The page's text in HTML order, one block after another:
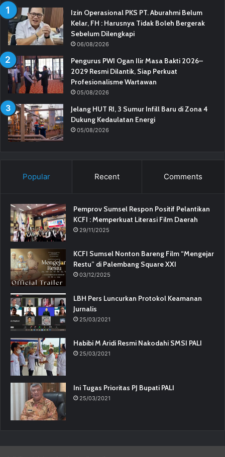
Izin Operasional PKS PT. Aburahmi Belum
Kelar, FH : Harusnya Tidak Boleh Bergerak
Sebelum Dilengkapi
06/08/2026
Pengurus PWI Ogan Ilir Masa Bakti 2026–
2029 Resmi Dilantik, Siap Perkuat
Profesionalisme Wartawan
05/08/2026
Jelang HUT RI, 3 Sumur Infill Baru di Zona 4
Dukung Kedaulatan Energi
05/08/2026
Popular Recent Comments
Pemprov Sumsel Respon Positif Pelantikan
KCFI : Memperkuat Literasi Film Daerah
29/11/2025
KCFI Sumsel Nonton Bareng Film “Mengejar
Restu” di Palembang Square XXI
03/12/2025
LBH Pers Luncurkan Protokol Keamanan
Jurnalis
25/03/2021
Habibi M Aridi Resmi Nakodahi SMSI PALI
25/03/2021
Ini Tugas Prioritas PJ Bupati PALI
25/03/2021